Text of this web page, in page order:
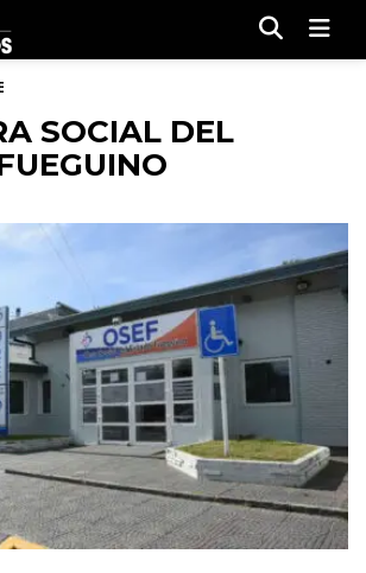
SOCIAL DEL